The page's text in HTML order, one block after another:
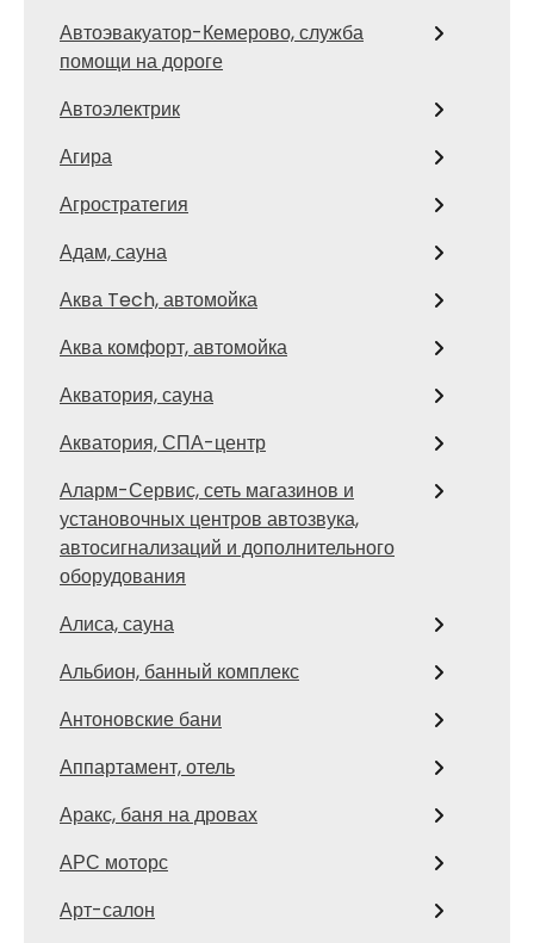
Автоэвакуатор-Кемерово, служба
помощи на дороге
Автоэлектрик
Агира
Агростратегия
Адам, сауна
Аква Tech, автомойка
Аква комфорт, автомойка
Акватория, сауна
Акватория, СПА-центр
Аларм-Сервис, сеть магазинов и
установочных центров автозвука,
автосигнализаций и дополнительного
оборудования
Алиса, сауна
Альбион, банный комплекс
Антоновские бани
Аппартамент, отель
Аракс, баня на дровах
АРС моторс
Арт-салон